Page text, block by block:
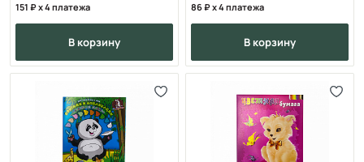
151 x 4 платежа
в корзину
86 x 4 платежа
в корзину